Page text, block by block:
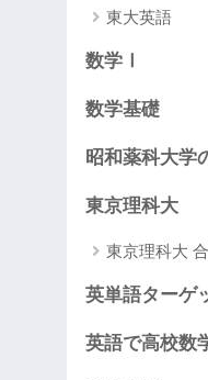
東大英語
数学Ⅰ
数学基礎
昭和薬科大学
東京理科大
東京理科大
英単語ターゲ
英語で高校数